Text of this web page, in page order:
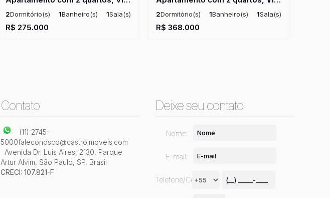
R$ 275.000
2Dormitório(s) 1Banheiro(s) 1Sala(s)
1Vaga(s) R$ 368.000
2Dormitório(s) 1Banheiro(s) 1Sala(s)
Útil: 49 ~ 50m²
Contato
(11) 2745-
5000faleconosco@castroimoveis.com
Avenida Dr. Luis Aires, 2130, Parque
Artur Alvim, São Paulo, SP, Brasil
CRECI: 107.821-F
Deixe seu contato
Nome:
E-mail:
Telefone/Celular: